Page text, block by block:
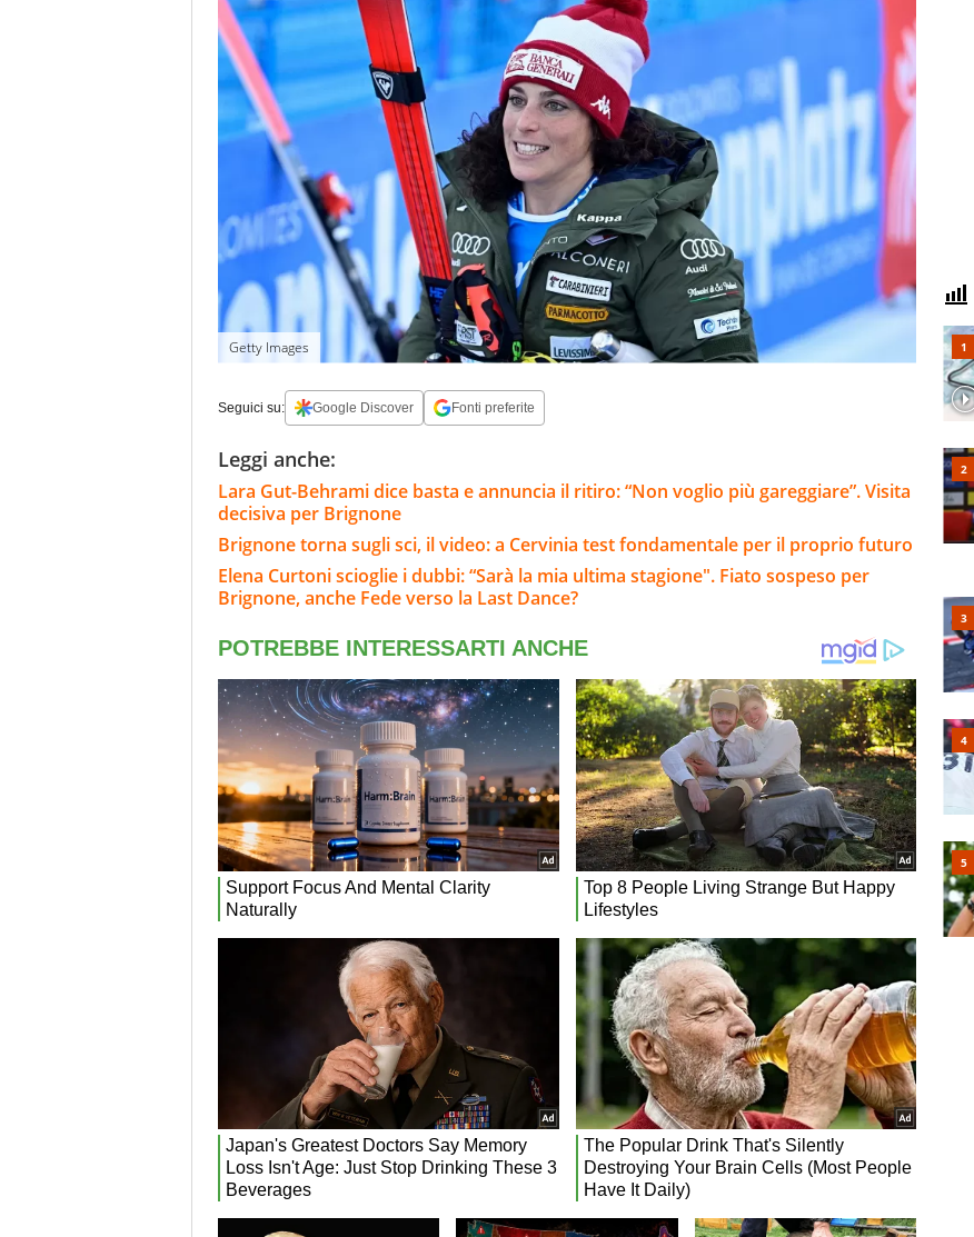
Getty Images
Seguici su: Google Discover Fonti preferite
Leggi anche:
Lara Gut-Behrami dice basta e annuncia il ritiro: “Non voglio più gareggiare”. Visita
decisiva per Brignone
Brignone torna sugli sci, il video: a Cervinia test fondamentale per il proprio futuro
Elena Curtoni scioglie i dubbi: “Sarà la mia ultima stagione". Fiato sospeso per
Brignone, anche Fede verso la Last Dance?